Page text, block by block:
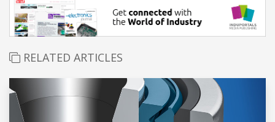
RELATED ARTICLES